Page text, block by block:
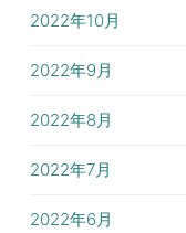
2022年10月
2022年9月
2022年8月
2022年7月
2022年6月